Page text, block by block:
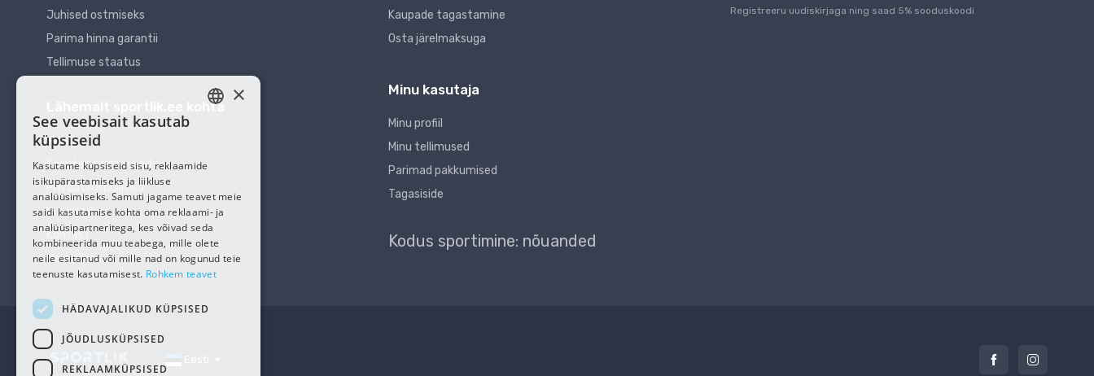
Juhised ostmiseks
Parima hinna garantii
Tellimuse staatus
Lähemalt sportlik.ee kohta
Meist
Kasutajatingimused
Privaatsuspoliitika
Küpsised
Kontakt
Meie sõbrad
Kaupade tagastamine
Osta järelmaksuga
Minu kasutaja
Minu profiil
Minu tellimused
Parimad pakkumised
Tagasiside
Kodus sportimine: nõuanded
Registreeru uudiskirjaga ning saad 5% sooduskoodi
×
See veebisait kasutab
küpsiseid
Kasutame küpsiseid sisu, reklaamide
isikupärastamiseks ja liikluse
analüüsimiseks. Samuti jagame teavet meie
saidi kasutamise kohta oma reklaami- ja
analüüsipartneritega, kes võivad seda
kombineerida muu teabega, mille olete
neile esitanud või mille nad on kogunud teie
teenuste kasutamisest. Rohkem teavet
HÄDAVAJALIKUD KÜPSISED
JÕUDLUSKÜPSISED
REKLAAMKÜPSISED